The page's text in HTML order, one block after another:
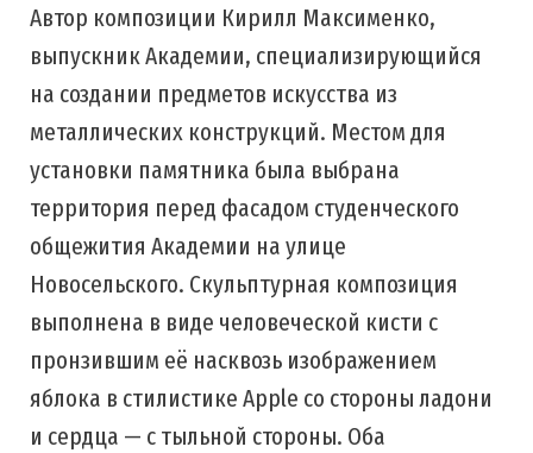
Автор композиции Кирилл Максименко,
выпускник Академии, специализирующийся
на создании предметов искусства из
металлических конструкций. Местом для
установки памятника была выбрана
территория перед фасадом студенческого
общежития Академии на улице
Новосельского. Скульптурная композиция
выполнена в виде человеческой кисти с
пронзившим её насквозь изображением
яблока в стилистике Apple со стороны ладони
и сердца — с тыльной стороны. Оба